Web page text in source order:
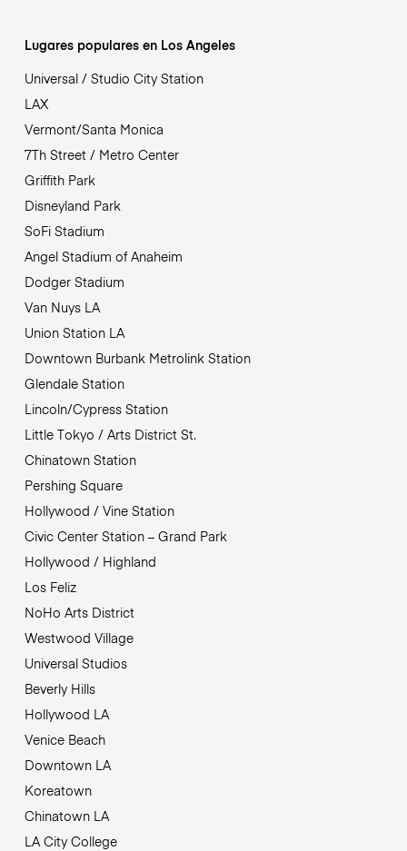
Lugares populares en Los Angeles
Universal / Studio City Station
LAX
Vermont/Santa Monica
7Th Street / Metro Center
Griffith Park
Disneyland Park
SoFi Stadium
Angel Stadium of Anaheim
Dodger Stadium
Van Nuys LA
Union Station LA
Downtown Burbank Metrolink Station
Glendale Station
Lincoln/Cypress Station
Little Tokyo / Arts District St.
Chinatown Station
Pershing Square
Hollywood / Vine Station
Civic Center Station – Grand Park
Hollywood / Highland
Los Feliz
NoHo Arts District
Westwood Village
Universal Studios
Beverly Hills
Hollywood LA
Venice Beach
Downtown LA
Koreatown
Chinatown LA
LA City College